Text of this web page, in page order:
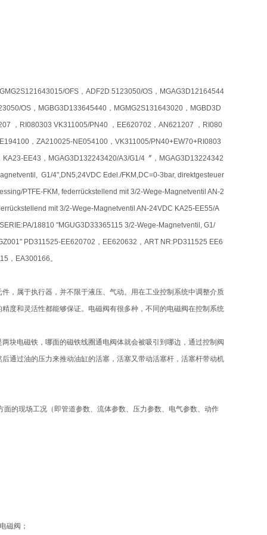
OFS，ADF2D 5123050/OS，MGAG3D12164544
OS，MGBG3D133645440，MGMG2S131643020，MGBD3D
，RI080303 VK311005/PN40 ，EE620702，AN621207 ，RI080
，ZA210025-NE054100，VK311005/PN40+EW70+RI0803
EE43，MGAG3D132243420/A3/G1/4〞，MGAG3D13224342
G1/4",DN5,24VDC Edel./FKM,DC=0-3bar, direktgesteuer
PTFE-FKM, federrückstellend mit 3/2-Wege-Magnetventil AN-2
mit 3/2-Wege-Magnetventil AN-24VDC KA25-EE55/A
18810 "MGUG3D33365115 3/2-Wege-Magnetventil, G1/
PD311525-EE620702，EE620632，ART NR:PD311525 EE6
，EA300166。
，属于执行器，并不限于液压、气动。用在工业控制系统中调整介质
度和灵活性都能够保证。电磁阀有很多种，不同的电磁阀在控制系统
块电磁铁，哪面的磁铁线圈通电阀体就会被吸引到哪边，通过控制阀
通过油的压力来推动油缸的活塞，活塞又带动活塞杆，活塞杆带动机
的现场工况（即管道参数、流体参数、压力参数、电气参数、动作
磁阀；